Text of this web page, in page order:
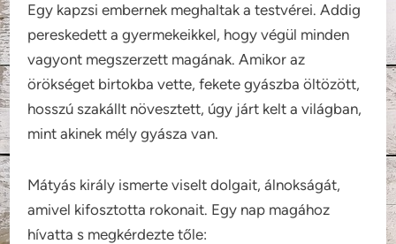
Egy kapzsi embernek meghaltak a testvérei. Addig
pereskedett a gyermekeikkel, hogy végül minden
vagyont megszerzett magának. Amikor az
örökséget birtokba vette, fekete gyászba öltözött,
hosszú szakállt növesztett, úgy járt kelt a világban,
mint akinek mély gyásza van.
Mátyás király ismerte viselt dolgait, álnokságát,
amivel kifosztotta rokonait. Egy nap magához
hívatta s megkérdezte tőle: